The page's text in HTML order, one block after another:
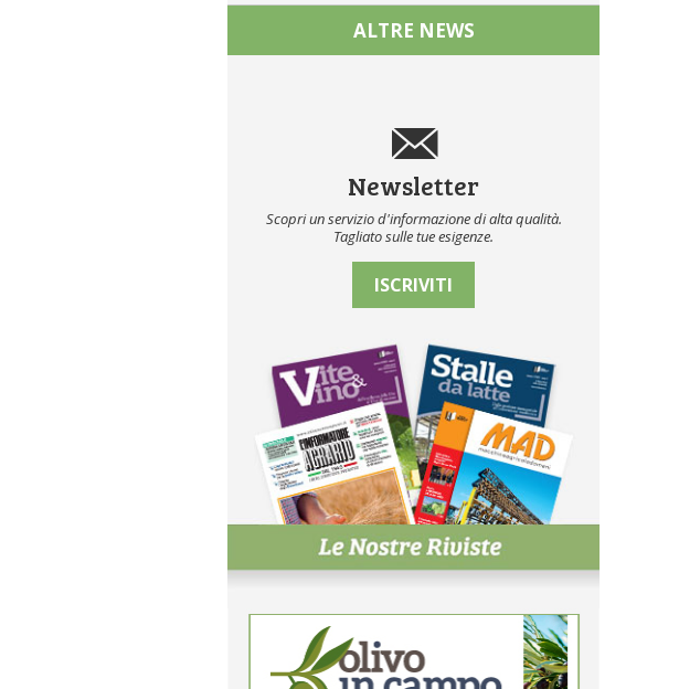
ALTRE NEWS
Newsletter
Scopri un servizio d'informazione di alta qualità.
Tagliato sulle tue esigenze.
ISCRIVITI